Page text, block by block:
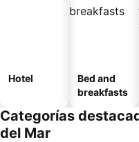
Hotel
Bed and
breakfasts
Categorías
del Mar